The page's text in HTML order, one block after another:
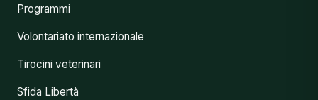
Programmi
Volontariato internazionale
Tirocini veterinari
Sfida Libertà